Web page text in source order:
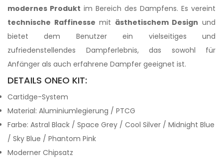
modernes Produkt im Bereich des Dampfens. Es vereint
technische Raffinesse mit ästhetischem Design und
bietet dem Benutzer ein vielseitiges und
zufriedenstellendes Dampferlebnis, das sowohl für
Anfänger als auch erfahrene Dampfer geeignet ist.
DETAILS ONEO KIT:
Cartidge-System
Material: Aluminiumlegierung / PTCG
Farbe: Astral Black / Space Grey / Cool Silver / Midnight Blue
/ Sky Blue / Phantom Pink
Moderner Chipsatz